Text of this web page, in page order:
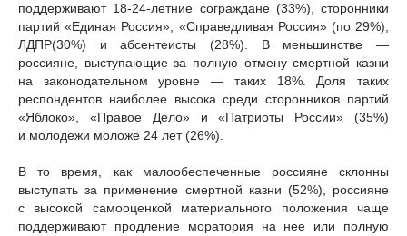
поддерживают 18-24-летние сограждане (33%), сторонники
партий «Единая Россия», «Справедливая Россия» (по 29%),
ЛДПР(30%) и абсентеисты (28%). В меньшинстве —
россияне, выступающие за полную отмену смертной казни
на законодательном уровне — таких 18%. Доля таких
респондентов наиболее высока среди сторонников партий
«Яблоко», «Правое Дело» и «Патриоты России» (35%)
и молодежи моложе 24 лет (26%).
В то время, как малообеспеченные россияне склонны
выступать за применение смертной казни (52%), россияне
с высокой самооценкой материального положения чаще
поддерживают продление моратория на нее или полную